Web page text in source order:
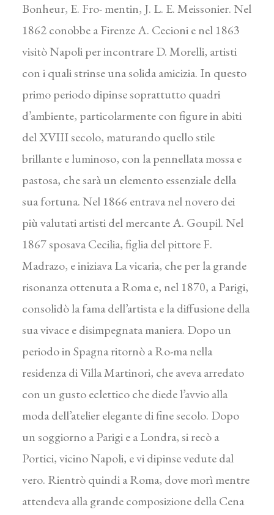
Bonheur, E. Fro- mentin, J. L. E. Meissonier. Nel
1862 conobbe a Firenze A. Cecioni e nel 1863
visitò Napoli per incontrare D. Morelli, artisti
con i quali strinse una solida amicizia. In questo
primo periodo dipinse soprattutto quadri
d’ambiente, particolarmente con figure in abiti
del XVIII secolo, maturando quello stile
brillante e luminoso, con la pennellata mossa e
pastosa, che sarà un elemento essenziale della
sua fortuna. Nel 1866 entrava nel novero dei
più valutati artisti del mercante A. Goupil. Nel
1867 sposava Cecilia, figlia del pittore F.
Madrazo, e iniziava La vicaria, che per la grande
risonanza ottenuta a Roma e, nel 1870, a Parigi,
consolidò la fama dell’artista e la diffusione della
sua vivace e disimpegnata maniera. Dopo un
periodo in Spagna ritornò a Ro-ma nella
residenza di Villa Martinori, che aveva arredato
con un gusto eclettico che diede l’avvio alla
moda dell’atelier elegante di fine secolo. Dopo
un soggiorno a Parigi e a Londra, si recò a
Portici, vicino Napoli, e vi dipinse vedute dal
vero. Rientrò quindi a Roma, dove morì mentre
attendeva alla grande composizione della Cena